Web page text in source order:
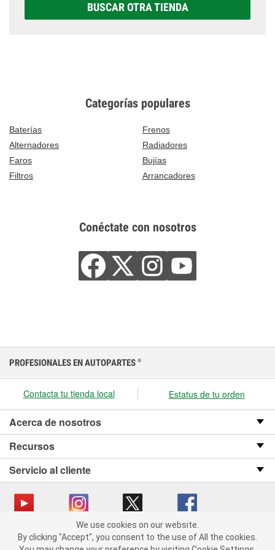
BUSCAR OTRA TIENDA
Categorías populares
Baterías
Frenos
Alternadores
Radiadores
Faros
Bujías
Filtros
Arrancadores
Conéctate con nosotros
We use cookies on our website. By clicking "Accept", you consent
to the use of All the cookies.
PROFESIONALES EN AUTOPARTES ®
Contacta tu tienda local Estatus de tu orden
Acerca de nosotros
Recursos
Servicio al cliente
Copyright © 2008-2026 O’Reilly Auto Parts v OST_3.2.0.0.729 (3) cv1361
catalog_main
We use cookies on our website.
By clicking "Accept", you consent to the use of All the cookies.